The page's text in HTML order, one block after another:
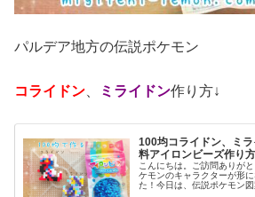
パルデア地方の伝説ポケモン
コライドン ミライドン作り方↓
100均コライドン、ミ
料アイロンビーズ作り方
こんにちは。ご訪問ありが
ケモンのキャラクターが形に
た！今日は、伝説ポケモン